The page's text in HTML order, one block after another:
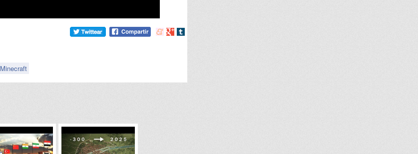
Compartir
Compartir
Compartir
Minecraft